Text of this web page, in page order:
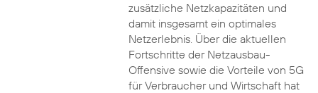
zusätzliche Netzkapazitäten und
damit insgesamt ein optimales
Netzerlebnis. Über die aktuellen
Fortschritte der Netzausbau-
Offensive sowie die Vorteile von 5G
für Verbraucher und Wirtschaft hat